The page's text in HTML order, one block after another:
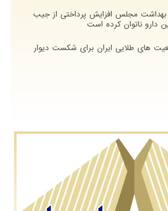
مجلس افزایش پرداختی از جیب
دارو ناتوان کرده است
های طلایی ایران برای شکست دیوار